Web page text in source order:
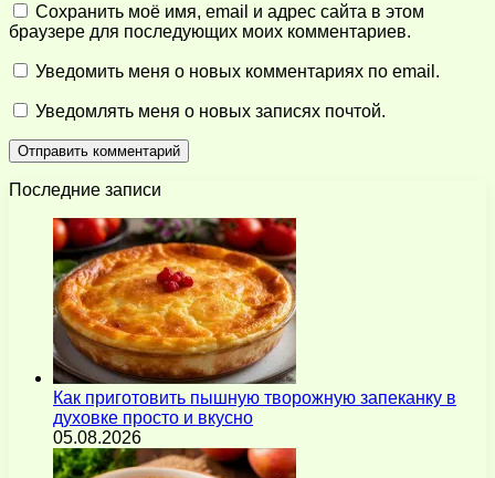
Сохранить моё имя, email и адрес сайта в этом
браузере для последующих моих комментариев.
Уведомить меня о новых комментариях по email.
Уведомлять меня о новых записях почтой.
Последние записи
Как приготовить пышную творожную запеканку в
духовке просто и вкусно
05.08.2026